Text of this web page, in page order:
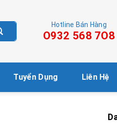
Hotline Bán Hàng
O932 568 7O8
Tuyển Dụng Liên Hệ